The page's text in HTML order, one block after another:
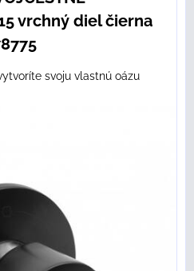
vrchný diel čierna
svoju vlastnú oázu